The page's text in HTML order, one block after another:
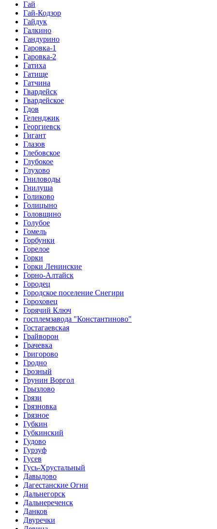
Гай
Гай-Кодзор
Гайдук
Галкино
Гандурино
Гаровка-1
Гаровка-2
Гатиха
Гатище
Гатчина
Гвардейск
Гвардейское
Гдов
Геленджик
Георгиевск
Гигант
Глазов
Глебовское
Глубокое
Глухово
Гниловоды
Гнилуша
Голиково
Голицыно
Головщино
Голубое
Гомель
Горбунки
Горелое
Горки
Горки Ленинские
Горно-Алтайск
Городец
Городское поселение Снегири
Гороховец
Горячий Ключ
госплемзавода "Константиново"
Гостагаевская
Грайворон
Грачевка
Григорово
Гродно
Грозный
Грунин Воргол
Грызлово
Грязи
Грязновка
Грязное
Губкин
Губкинский
Гудово
Гурзуф
Гусев
Гусь-Хрустальный
Давыдово
Дагестанские Огни
Дальнегорск
Дальнереченск
Данков
Двуречки